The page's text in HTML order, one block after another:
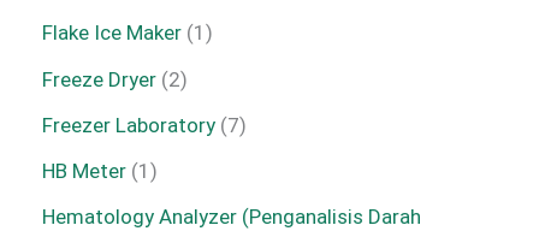
Flake Ice Maker 1
Freeze Dryer 2
Freezer Laboratory 7
HB Meter 1
Hematology Analyzer (Penganalisis Darah